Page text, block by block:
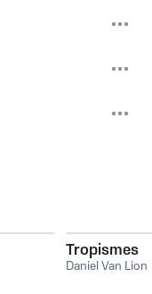
Tropismes
Daniel Van Lion